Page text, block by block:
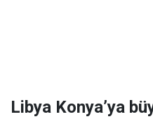
Libya Konya’ya